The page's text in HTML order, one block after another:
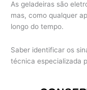
As geladeiras são
mas, como qualquer
longo do tempo.
Saber identificar os
técnica especializada